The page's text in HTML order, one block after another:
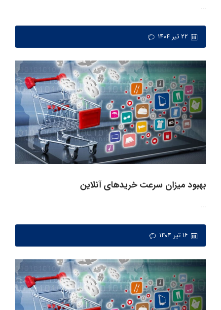
...
بهبود میزان سرعت خریدهای آنلاین
...